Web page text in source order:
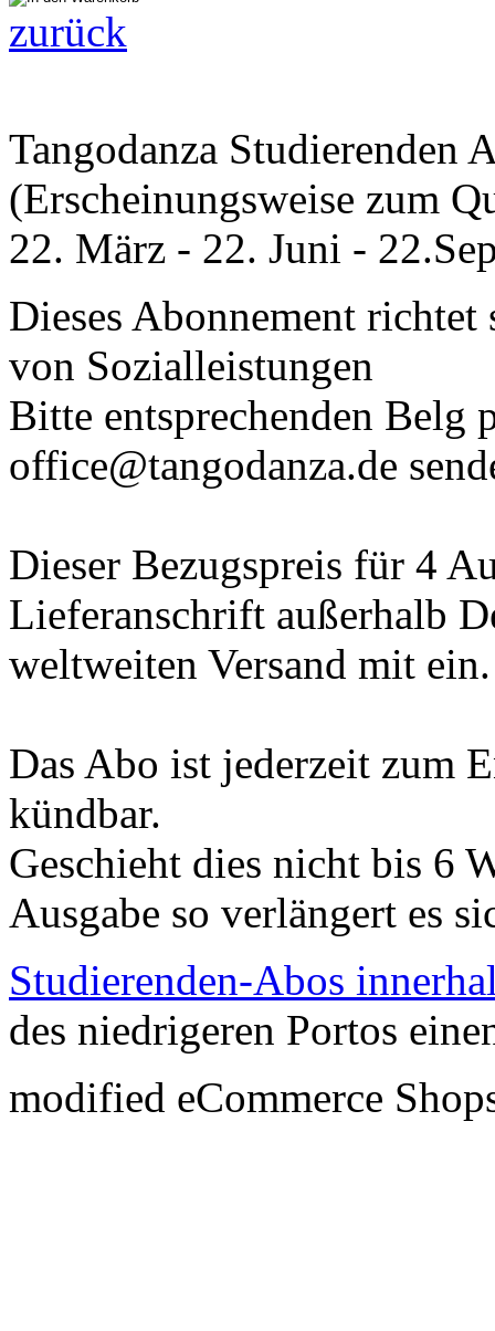
zurück
Tangodanza Studierenden
(Erscheinungsweise zum
22. März - 22. Juni -
Dieses Abonnement
von Sozialleistungen
Bitte entsprechenden Belg
office@tangodanza.de
Dieser Bezugspreis für 4
Lieferanschrift außerhalb
weltweiten Versand mit ein.
Das Abo ist jederzeit zum
kündbar.
Geschieht dies nicht bis 6
Ausgabe so verlängert es
Studierenden-Abos
des niedrigeren Portos
modified eCommerce